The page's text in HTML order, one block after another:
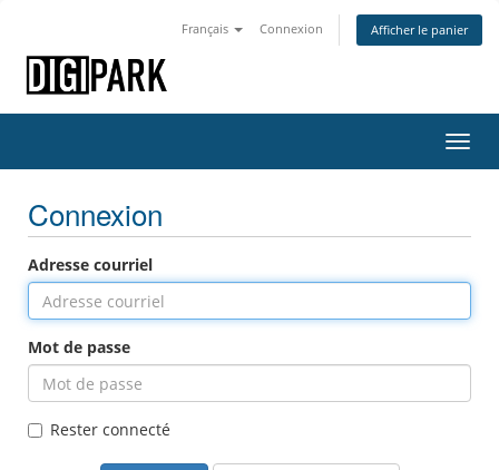
Français Connexion Afficher le panier
la
Connexion
Adresse courriel
Mot de passe
Rester connecté